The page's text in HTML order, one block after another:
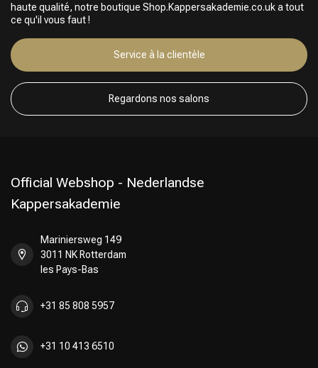
Choix du Coiffeur
haute qualité, notre boutique Shop.Kappersakademie.co.uk a tout
ce qu'il vous faut !
Service à la clientèle
Regardons nos salons
Official Webshop - Nederlandse
Kappersakademie
Mariniersweg 149
3011 NK Rotterdam
les Pays-Bas
+31 85 808 5957
+31 10 413 6510